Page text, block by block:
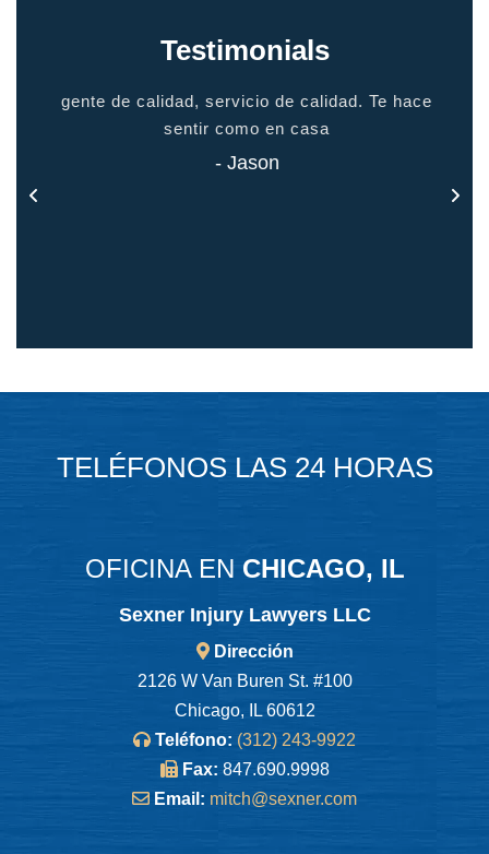
Testimonials
gente de calidad, servicio de calidad. Te hace
sentir como en casa
- Jason
TELÉFONOS LAS 24 HORAS
OFICINA EN CHICAGO, IL
Sexner Injury Lawyers LLC
Dirección
2126 W Van Buren St. #100
Chicago, IL 60612
Teléfono: (312) 243-9922
Fax: 847.690.9998
Email: mitch@sexner.com